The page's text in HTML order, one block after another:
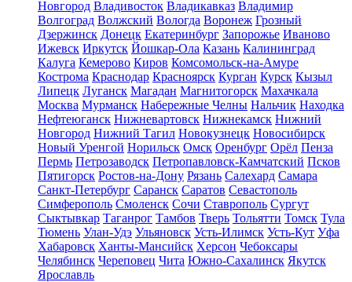
Новгород Владивосток Владикавказ Владимир
Волгоград Волжский Вологда Воронеж Грозный
Дзержинск Донецк Екатеринбург Запорожье Иваново
Ижевск Иркутск Йошкар-Ола Казань Калининград
Калуга Кемерово Киров Комсомольск-на-Амуре
Кострома Краснодар Красноярск Курган Курск Кызыл
Липецк Луганск Магадан Магнитогорск Махачкала
Москва Мурманск Набережные Челны Нальчик Находка
Нефтеюганск Нижневартовск Нижнекамск Нижний
Новгород Нижний Тагил Новокузнецк Новосибирск
Новый Уренгой Норильск Омск Оренбург Орёл Пенза
Пермь Петрозаводск Петропавловск-Камчатский Псков
Пятигорск Ростов-на-Дону Рязань Салехард Самара
Санкт-Петербург Саранск Саратов Севастополь
Симферополь Смоленск Сочи Ставрополь Сургут
Сыктывкар Таганрог Тамбов Тверь Тольятти Томск Тула
Тюмень Улан-Удэ Ульяновск Усть-Илимск Усть-Кут Уфа
Хабаровск Ханты-Мансийск Херсон Чебоксары
Челябинск Череповец Чита Южно-Сахалинск Якутск
Ярославль